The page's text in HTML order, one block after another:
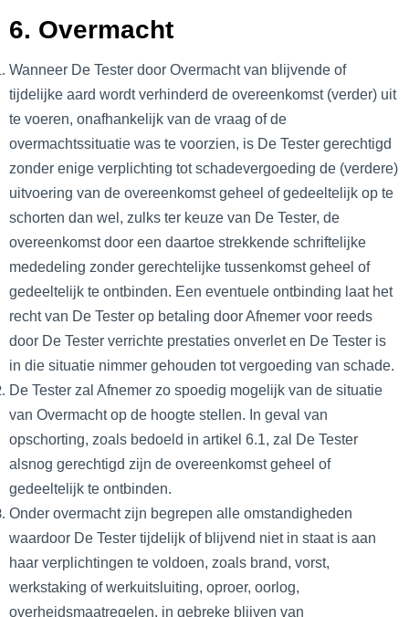
6. Overmacht
Wanneer De Tester door Overmacht van blijvende of
tijdelijke aard wordt verhinderd de overeenkomst (verder) uit
te voeren, onafhankelijk van de vraag of de
overmachtssituatie was te voorzien, is De Tester gerechtigd
zonder enige verplichting tot schadevergoeding de (verdere)
uitvoering van de overeenkomst geheel of gedeeltelijk op te
schorten dan wel, zulks ter keuze van De Tester, de
overeenkomst door een daartoe strekkende schriftelijke
mededeling zonder gerechtelijke tussenkomst geheel of
gedeeltelijk te ontbinden. Een eventuele ontbinding laat het
recht van De Tester op betaling door Afnemer voor reeds
door De Tester verrichte prestaties onverlet en De Tester is
in die situatie nimmer gehouden tot vergoeding van schade.
De Tester zal Afnemer zo spoedig mogelijk van de situatie
van Overmacht op de hoogte stellen. In geval van
opschorting, zoals bedoeld in artikel 6.1, zal De Tester
alsnog gerechtigd zijn de overeenkomst geheel of
gedeeltelijk te ontbinden.
Onder overmacht zijn begrepen alle omstandigheden
waardoor De Tester tijdelijk of blijvend niet in staat is aan
haar verplichtingen te voldoen, zoals brand, vorst,
werkstaking of werkuitsluiting, oproer, oorlog,
overheidsmaatregelen, in gebreke blijven van